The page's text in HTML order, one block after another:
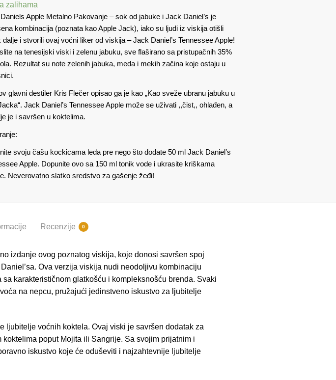
zalihama
Apple Metalno Pakovanje – sok od jabuke i Jack Daniel’s je
kombinacija (poznata kao Apple Jack), iako su ljudi iz viskija otišli
dalje i stvorili ovaj voćni liker od viskija – Jack Daniel’s Tennessee Apple!
na tenesijski viski i zelenu jabuku, sve flaširano sa pristupačnih 35%
Rezultat su note zelenih jabuka, meda i mekih začina koje ostaju u
glavni destiler Kris Flečer opisao ga je kao „Kao sveže ubranu jabuku u
Jack Daniel’s Tennessee Apple može se uživati ,,čist,, ohlađen, a
je i savršen u koktelima.
svoju čašu kockicama leda pre nego što dodate 50 ml Jack Daniel’s
Apple. Dopunite ovo sa 150 ml tonik vode i ukrasite kriškama
Neverovatno slatko sredstvo za gašenje žeđi!
Recenzije 0
izdanje ovog poznatog viskija, koje donosi savršen spoj
Ova verzija viskija nudi neodoljivu kombinaciju
karakterističnom glatkošću i kompleksnošću brenda. Svaki
na nepcu, pružajući jedinstveno iskustvo za ljubitelje
ljubitelje voćnih koktela. Ovaj viski je savršen dodatak za
poput Mojita ili Sangrije. Sa svojim prijatnim i
iskustvo koje će oduševiti i najzahtevnije ljubitelje